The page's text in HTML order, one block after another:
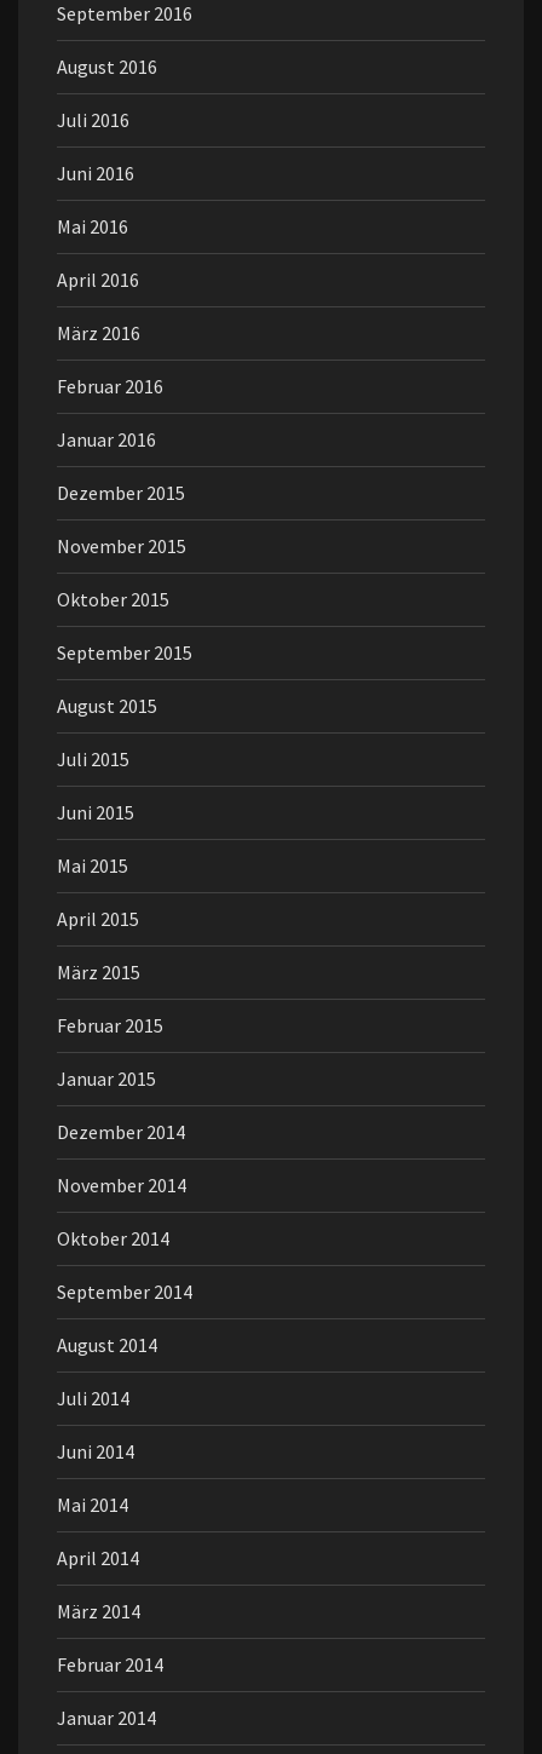
September 2016
August 2016
Juli 2016
Juni 2016
Mai 2016
April 2016
März 2016
Februar 2016
Januar 2016
Dezember 2015
November 2015
Oktober 2015
September 2015
August 2015
Juli 2015
Juni 2015
Mai 2015
April 2015
März 2015
Februar 2015
Januar 2015
Dezember 2014
November 2014
Oktober 2014
September 2014
August 2014
Juli 2014
Juni 2014
Mai 2014
April 2014
März 2014
Februar 2014
Januar 2014